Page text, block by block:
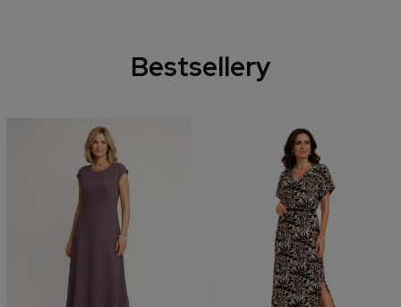
Bestsellery